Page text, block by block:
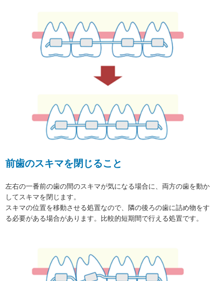
前歯のスキマを閉じること
左右の一番前の歯の間のスキマが気になる場合に、両方の歯を動か
してスキマを閉じます。
スキマの位置を移動させる処置なので、隣の後ろの歯に詰め物をす
る必要がある場合があります。比較的短期間で行える処置です。